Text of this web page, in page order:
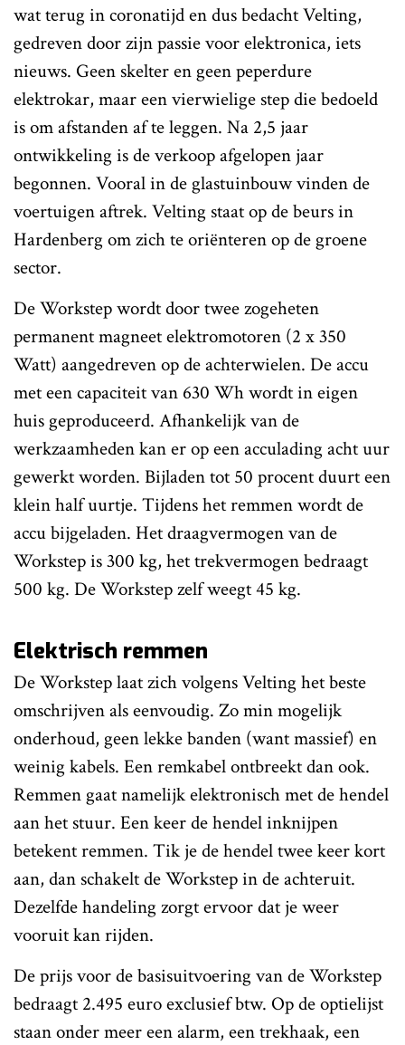
wat terug in coronatijd en dus bedacht Velting,
gedreven door zijn passie voor elektronica, iets
nieuws. Geen skelter en geen peperdure
elektrokar, maar een vierwielige step die bedoeld
is om afstanden af te leggen. Na 2,5 jaar
ontwikkeling is de verkoop afgelopen jaar
begonnen. Vooral in de glastuinbouw vinden de
voertuigen aftrek. Velting staat op de beurs in
Hardenberg om zich te oriënteren op de groene
sector.
De Workstep wordt door twee zogeheten
permanent magneet elektromotoren (2 x 350
Watt) aangedreven op de achterwielen. De accu
met een capaciteit van 630 Wh wordt in eigen
huis geproduceerd. Afhankelijk van de
werkzaamheden kan er op een acculading acht uur
gewerkt worden. Bijladen tot 50 procent duurt een
klein half uurtje. Tijdens het remmen wordt de
accu bijgeladen. Het draagvermogen van de
Workstep is 300 kg, het trekvermogen bedraagt
500 kg. De Workstep zelf weegt 45 kg.
Elektrisch remmen
De Workstep laat zich volgens Velting het beste
omschrijven als eenvoudig. Zo min mogelijk
onderhoud, geen lekke banden (want massief) en
weinig kabels. Een remkabel ontbreekt dan ook.
Remmen gaat namelijk elektronisch met de hendel
aan het stuur. Een keer de hendel inknijpen
betekent remmen. Tik je de hendel twee keer kort
aan, dan schakelt de Workstep in de achteruit.
Dezelfde handeling zorgt ervoor dat je weer
vooruit kan rijden.
De prijs voor de basisuitvoering van de Workstep
bedraagt 2.495 euro exclusief btw. Op de optielijst
staan onder meer een alarm, een trekhaak, een